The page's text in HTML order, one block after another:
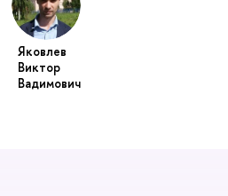
Яковлев
Виктор
Вадимович